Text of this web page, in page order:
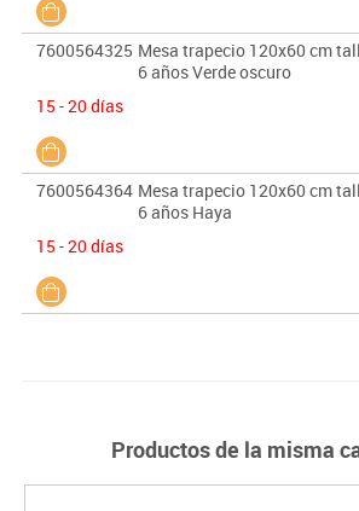
7600564325 Mesa trapecio 120x60 cm
6 años Verde oscuro
15 - 20 días
7600564364 Mesa trapecio 120x60 cm
6 años Haya
15 - 20 días
Productos de la misma